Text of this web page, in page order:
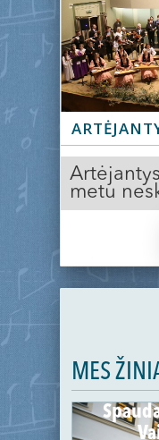
Slide 2 of
metu
MES